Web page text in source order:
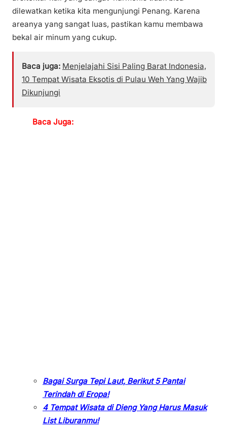
dilewatkan ketika kita mengunjungi Penang. Karena
areanya yang sangat luas, pastikan kamu membawa
bekal air minum yang cukup.
Baca juga: Menjelajahi Sisi Paling Barat Indonesia,
10 Tempat Wisata Eksotis di Pulau Weh Yang Wajib
Dikunjungi
Baca Juga:
Bagai Surga Tepi Laut, Berikut 5 Pantai
Terindah di Eropa!
4 Tempat Wisata di Dieng Yang Harus Masuk
List Liburanmu!